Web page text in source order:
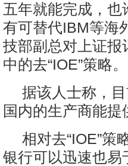
五年就能完成，
有可替代IBM等海
技部副总对上证报
中的去“IOE”策略。
据该人士称，
国内的生产商能
相对去“IOE”策
银行可以迅速也易